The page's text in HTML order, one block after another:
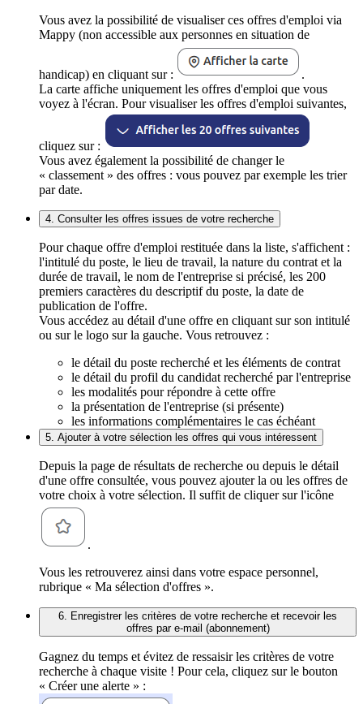
Vous avez la possibilité de visualiser ces offres d'emploi via
Mappy (non accessible aux personnes en situation de
handicap) en cliquant sur :
.
La carte affiche uniquement les offres d'emploi que vous
voyez à l'écran. Pour visualiser les offres d'emploi suivantes,
cliquez sur :
Vous avez également la possibilité de changer le
« classement » des offres : vous pouvez par exemple les trier
par date.
4. Consulter les offres issues de votre recherche
Pour chaque offre d'emploi restituée dans la liste, s'affichent :
l'intitulé du poste, le lieu de travail, la nature du contrat et la
durée de travail, le nom de l'entreprise si précisé, les 200
premiers caractères du descriptif du poste, la date de
publication de l'offre.
Vous accédez au détail d'une offre en cliquant sur son intitulé
ou sur le logo sur la gauche. Vous retrouvez :
le détail du poste recherché et les éléments de contrat
le détail du profil du candidat recherché par l'entreprise
les modalités pour répondre à cette offre
la présentation de l'entreprise (si présente)
les informations complémentaires le cas échéant
5. Ajouter à votre sélection les offres qui vous intéressent
Depuis la page de résultats de recherche ou depuis le détail
d'une offre consultée, vous pouvez ajouter la ou les offres de
votre choix à votre sélection. Il suffit de cliquer sur l'icône
.
Vous les retrouverez ainsi dans votre espace personnel,
rubrique « Ma sélection d'offres ».
6. Enregistrer les critères de votre recherche et recevoir les
offres par e-mail (abonnement)
Gagnez du temps et évitez de ressaisir les critères de votre
recherche à chaque visite ! Pour cela, cliquez sur le bouton
« Créer une alerte » :